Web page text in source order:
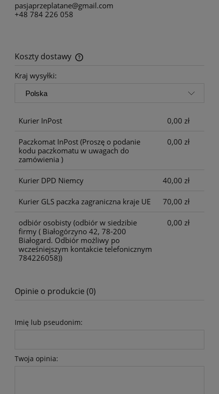
pasjaprzeplatane@gmail.com
+48 784 226 058
Koszty dostawy
Cena nie zawiera ewentualnych kosztów płatności
Kraj wysyłki:
Kurier InPost 0,00 zł
Paczkomat InPost(Proszę o podanie
kodu paczkomatu w uwagach do
zamówienia )
0,00 zł
Kurier DPD Niemcy 40,00 zł
Kurier GLS paczka zagraniczna kraje UE 70,00 zł
odbiór osobisty(odbiór w siedzibie
firmy ( Białogórzyno 42, 78-200
Białogard. Odbiór możliwy po
wcześniejszym kontakcie telefonicznym
784226058))
0,00 zł
Opinie o produkcie (0)
Imię lub pseudonim:
Twoja opinia: